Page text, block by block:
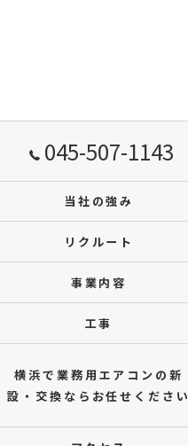
045-507-1143
当社の強み
リクルート
事業内容
工事
横浜で業務用エアコンの新
設・交換ならお任せください